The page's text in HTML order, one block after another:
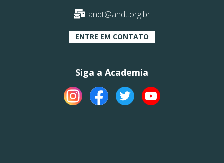
andt@andt.org.br
ENTRE EM CONTATO
Siga a Academia